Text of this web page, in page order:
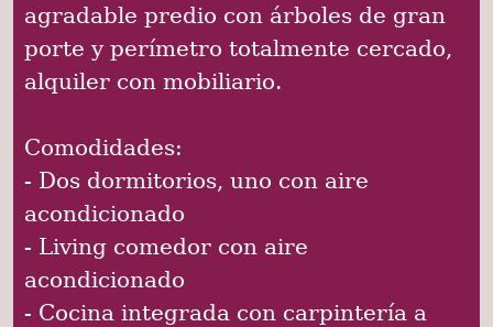
agradable predio con árboles de gran
porte y perímetro totalmente cercado,
alquiler con mobiliario.
Comodidades:
- Dos dormitorios, uno con aire
acondicionado
- Living comedor con aire
acondicionado
- Cocina integrada con carpintería a